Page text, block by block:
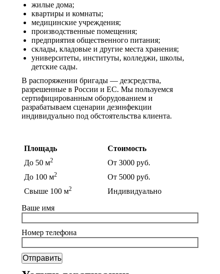
жилые дома;
квартиры и комнаты;
медицинские учреждения;
производственные помещения;
предприятия общественного питания;
склады, кладовые и другие места хранения;
университеты, институты, колледжи, школы,
детские сады.
В распоряжении бригады — дезсредства,
разрешенные в России и ЕС. Мы пользуемся
сертифицированным оборудованием и
разрабатываем сценарии дезинфекции
индивидуально под обстоятельства клиента.
Площадь
Стоимость
До 50 м2
От 3000 руб.
До 100 м2
От 5000 руб.
Свыше 100 м2
Индивидуально
Ваше имя
Номер телефона